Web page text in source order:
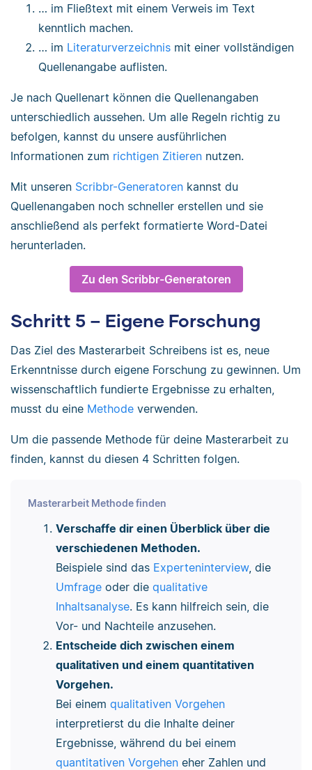
… im Fließtext mit einem Verweis im Text
kenntlich machen.
… im Literaturverzeichnis mit einer vollständigen
Quellenangabe auflisten.
Je nach Quellenart können die Quellenangaben
unterschiedlich aussehen. Um alle Regeln richtig zu
befolgen, kannst du unsere ausführlichen
Informationen zum richtigen Zitieren nutzen.
Mit unseren Scribbr-Generatoren kannst du
Quellenangaben noch schneller erstellen und sie
anschließend als perfekt formatierte Word-Datei
herunterladen.
Zu den Scribbr-Generatoren
Schritt 5 – Eigene Forschung
Das Ziel des Masterarbeit Schreibens ist es, neue
Erkenntnisse durch eigene Forschung zu gewinnen. Um
wissenschaftlich fundierte Ergebnisse zu erhalten,
musst du eine Methode verwenden.
Um die passende Methode für deine Masterarbeit zu
finden, kannst du diesen 4 Schritten folgen.
Masterarbeit Methode finden
Verschaffe dir einen Überblick über die
verschiedenen Methoden.
Beispiele sind das Experteninterview, die
Umfrageoder die qualitative
Inhaltsanalyse. Es kann hilfreich sein, die
Vor- und Nachteile anzusehen.
Entscheide dich zwischen einem
qualitativen und einem quantitativen
Vorgehen.
Bei einem qualitativen Vorgehen
interpretierst du die Inhalte deiner
Ergebnisse, während du bei einem
quantitativen Vorgeheneher Zahlen und